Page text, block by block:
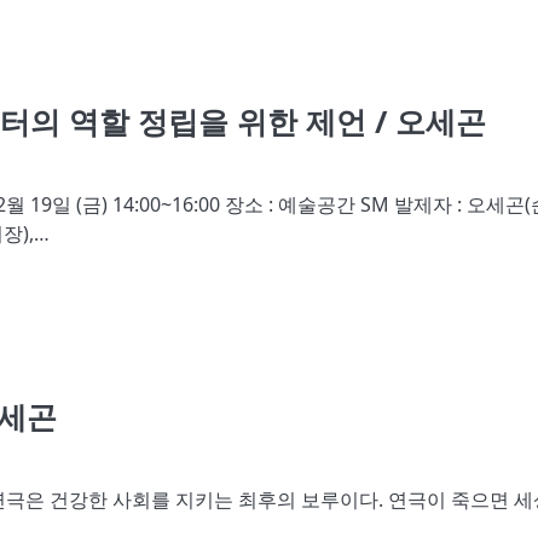
의 역할 정립을 위한 제언 / 오세곤
19일 (금) 14:00~16:00 장소 : 예술공간 SM 발제자 : 오세곤(
장),…
곤
건강한 사회를 지키는 최후의 보루이다. 연극이 죽으면 세